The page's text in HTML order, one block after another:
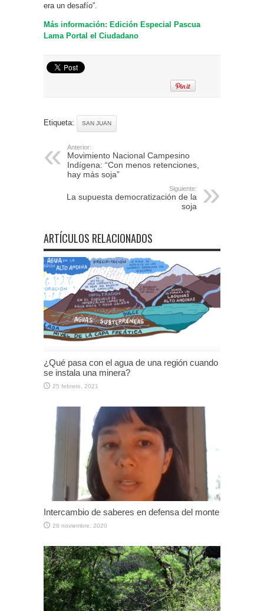
era un desafío”.
Más información: Edición Especial Pascua
Lama Portal el Ciudadano
Etiqueta: SAN JUAN
Anterior:
Movimiento Nacional Campesino
Indígena: “Con menos retenciones,
hay más soja”
Siguiente:
La supuesta democratización de la
soja
ARTÍCULOS RELACIONADOS
¿Qué pasa con el agua de una región cuando
se instala una minera?
25 febrero, 2021
Intercambio de saberes en defensa del monte
26 noviembre, 2020